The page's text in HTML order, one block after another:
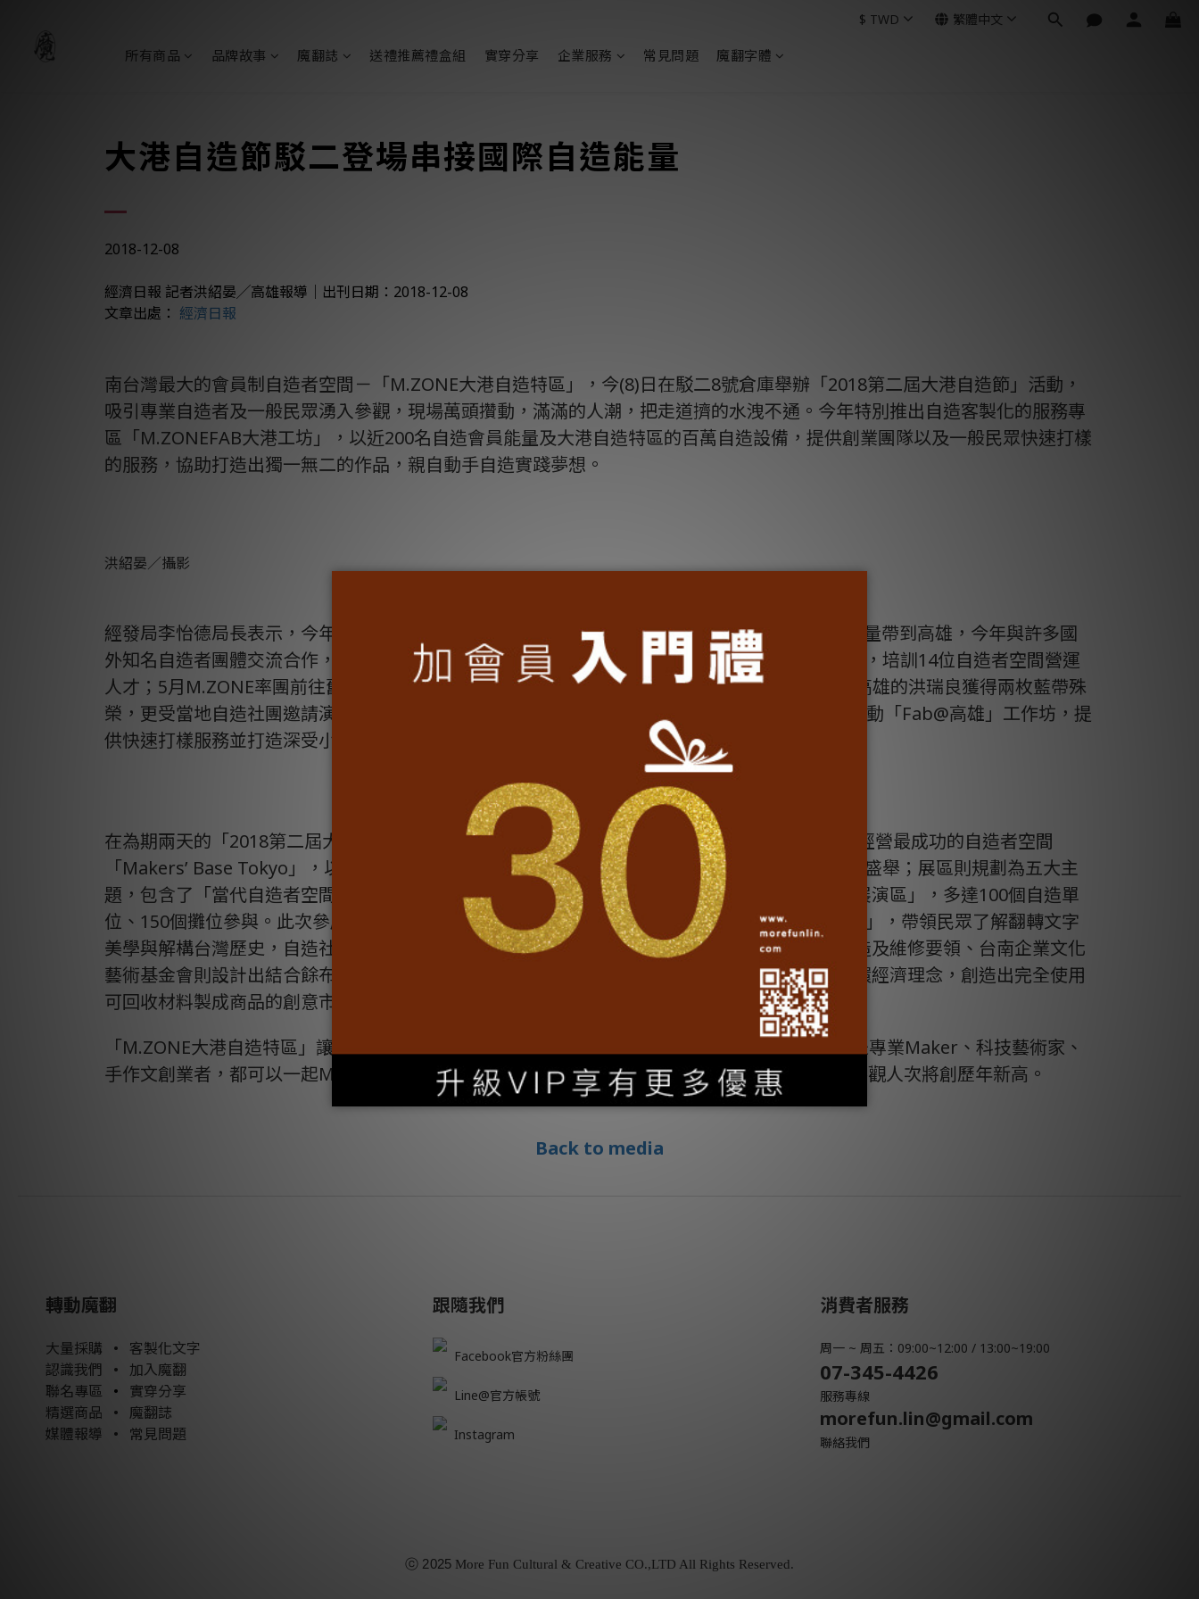
所有商品 品牌故事 魔翻誌 送禮推薦禮盒組 實穿分享 企業服務 常見問題 魔翻字體
$ TWD 繁體中文
大港自造節駁二登場串接國際自造能量
2018-12-08
經濟日報 記者洪紹晏╱高雄報導
出刊日期：2018-12-08
文章出處： 經濟日報
南台灣最大的會員制自造者空間－「M.ZONE大港自造特區」，今(8)日在駁二8號倉庫舉辦「2018第二屆大港自造節」活動，
吸引專業自造者及一般民眾湧入參觀，現場萬頭攢動，滿滿的人潮，把走道擠的水洩不通。今年特別推出自造客製化的服務專
區「M.ZONEFAB大港工坊」，以近200名自造會員能量及大港自造特區的百萬自造設備，提供創業團隊以及一般民眾快速打樣
的服務，協助打造出獨一無二的作品，親自動手自造實踐夢想。
洪紹晏／攝影
經發局李怡德局長表示，今年是大港自造特區成立3年以來最國際化的一年，為了將國際的自造能量帶到高雄，今年與許多國
外知名自造者團體交流合作，例如，3月底來自美國的「TechShop Global」率團前來舉辦工作坊，培訓14位自造者空間營運
人才；5月M.ZONE率團前往舊金山參訪全世界最大的「Maker Faire自造者嘉年華」，當時來自高雄的洪瑞良獲得兩枚藍帶殊
榮，更受當地自造社團邀請演講分享；10月與日本東京「FabLab Shibuya」總監井上惠介合作推動「Fab@高雄」工作坊，提
供快速打樣服務並打造深受小朋友歡迎的輕軌廢材小車軌道。
在為期兩天的「2018第二屆大港自造節」活動中邀請了多個國際Maker自造團隊參與，包括日本經營最成功的自造者空間
「Makers’ Base Tokyo」，以及來自新加坡的「EPC Consulting」等國際知名自造團隊前來共襄盛舉；展區則規劃為五大主
題，包含了「當代自造者空間」、「自造遊樂園」、「市民工作坊」、「自造市集」以及「自造展演區」，多達100個自造單
位、150個攤位參與。此次參展的自造單位，帶來不少亮點與驚喜，高雄在地文創品牌「魔翻文創」，帶領民眾了解翻轉文字
美學與解構台灣歷史，自造社群「創客閣樓」的「電器拆解工作坊」，讓市民了解家電的內部構造及維修要領、台南企業文化
藝術基金會則設計出結合餘布、咖啡麻布袋、廢棄水泥包材紙等可回收材料的吸睛作品，傳達循環經濟理念，創造出完全使用
可回收材料製成商品的創意市集。
「M.ZONE大港自造特區」讓大人小孩都可以共同創造、跨界交流，享受樂於分享的氣氛，不管是專業Maker、科技藝術家、
手作文創業者，都可以一起Make Fun, Make it Happen！2天展期預計吸引超過2萬人次入場，參觀人次將創歷年新高。
Back to media
轉動魔翻
大量採購 •
客製化文字
認識我們 •
加入魔翻
聯名專區 •
實穿分享
精選商品 •
魔翻誌
媒體報導
• 常見問題
跟隨我們
Facebook官方粉絲團
Line@官方帳號
Instagram
消費者服務
周一 ~ 周五：09:00~12:00 / 13:00~19:00
07-345-4426
服務專線
morefun.lin@gmail.com
聯絡我們
ⓒ2025 More Fun Cultural & Creative CO.,LTD All Rights Reserved.